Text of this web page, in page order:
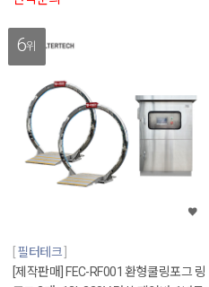
6위
필터테크
[제작판매] FEC-RF001 환형쿨링포그 링